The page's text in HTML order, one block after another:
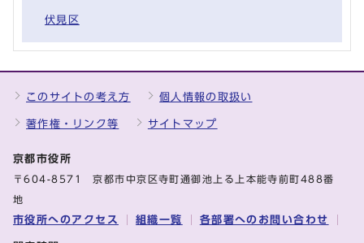
伏見区
このサイトの考え方 個人情報の取扱い
著作権・リンク等 サイトマップ
京都市役所
〒604-8571 京都市中京区寺町通御池上る上本能寺前町488番
地
市役所へのアクセス 組織一覧 各部署へのお問い合わせ